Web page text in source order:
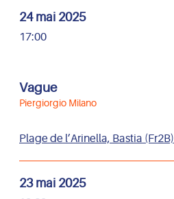
24 mai 2025
17:00
Vague
Piergiorgio Milano
Plage de l’Arinella, Bastia (Fr2B)
23 mai 2025